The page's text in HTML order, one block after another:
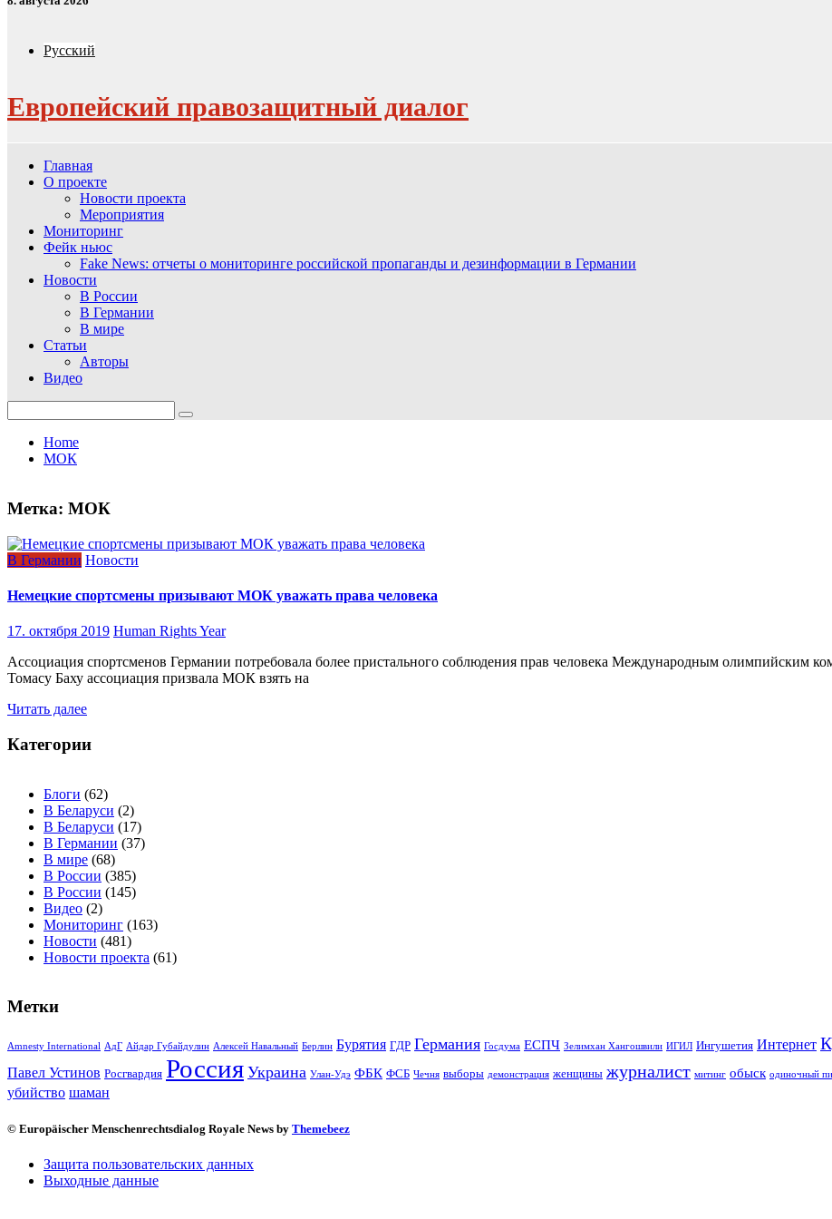
Русский
Европейский правозащитный диалог
Главная
О проекте
Новости проекта
Мероприятия
Мониторинг
Фейк ньюс
Fake News: отчеты о мониторинге российской пропаганды и дезинформации в Германии
Новости
В России
В Германии
В мире
Статьи
Авторы
Видео
for:
Home
МОК
Метка: МОК
В Германии Новости
Немецкие спортсмены призывают МОК уважать права человека
17. октября 2019 Human Rights Year
Ассоциация спортсменов Германии потребовала более пристального соблюдения прав человека Международным
Томасу Баху ассоциация призвала МОК взять на
Читать далее
Категории
Блоги (62)
В Беларуси (2)
В Беларуси (17)
В Германии (37)
В мире (68)
В России (385)
В России (145)
Видео (2)
Мониторинг (163)
Новости (481)
Новости проекта (61)
Метки
Amnesty International АдГ Айдар Губайдулин Алексей Навальный Берлин Бурятия ГДР Германия Госдума ЕСПЧ Зелимхан Хангошвили ИГИЛ Ингушетия Интернет
Павел Устинов Росгвардия Россия Украина Улан-Удэ ФБК ФСБ Чечня выборы демонстрация женщины журналист митинг обыск одиночный
убийство шаман
© Europäischer Menschenrechtsdialog Royale News by Themebeez
Защита пользовательских данных
Выходные данные